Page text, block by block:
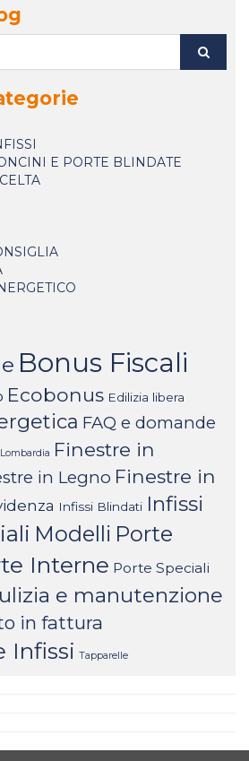
E PORTE BLINDATE
Bonus Fiscali
Ecobonus Edilizia libera
FAQ e domande
Finestre in
in Legno Finestre in
Infissi Blindati Infissi
Modelli Porte
Interne Porte Speciali
e manutenzione
in fattura
Infissi Tapparelle